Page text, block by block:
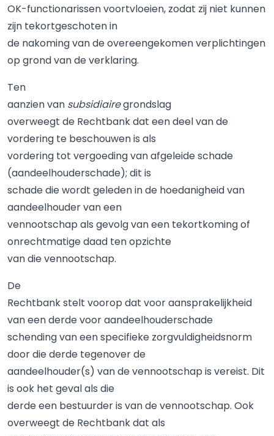
OK-functionarissen voortvloeien, zodat zij niet kunnen
zijn tekortgeschoten in
de nakoming van de overeengekomen verplichtingen
op grond van de verklaring.
Ten
aanzien van subsidiairegrondslag
overweegt de Rechtbank dat een deel van de
vordering te beschouwen is als
vordering tot vergoeding van afgeleide schade
(aandeelhouderschade); dit is
schade die wordt geleden in de hoedanigheid van
aandeelhouder van een
vennootschap als gevolg van een tekortkoming of
onrechtmatige daad ten opzichte
van die vennootschap.
De
Rechtbank stelt voorop dat voor aansprakelijkheid
van een derde voor aandeelhouderschade
schending van een specifieke zorgvuldigheidsnorm
door die derde tegenover de
aandeelhouder(s) van de vennootschap is vereist. Dit
is ook het geval als die
derde een bestuurder is van de vennootschap. Ook
overweegt de Rechtbank dat als